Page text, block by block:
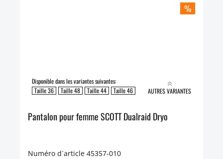
%
Disponible dans les variantes suivantes:
Taille 36
Taille 48 Taille 44 Taille 46 AUTRES VARIANTES
Pantalon pour femme SCOTT Dualraid Dryo
Numéro d´article 45357-010